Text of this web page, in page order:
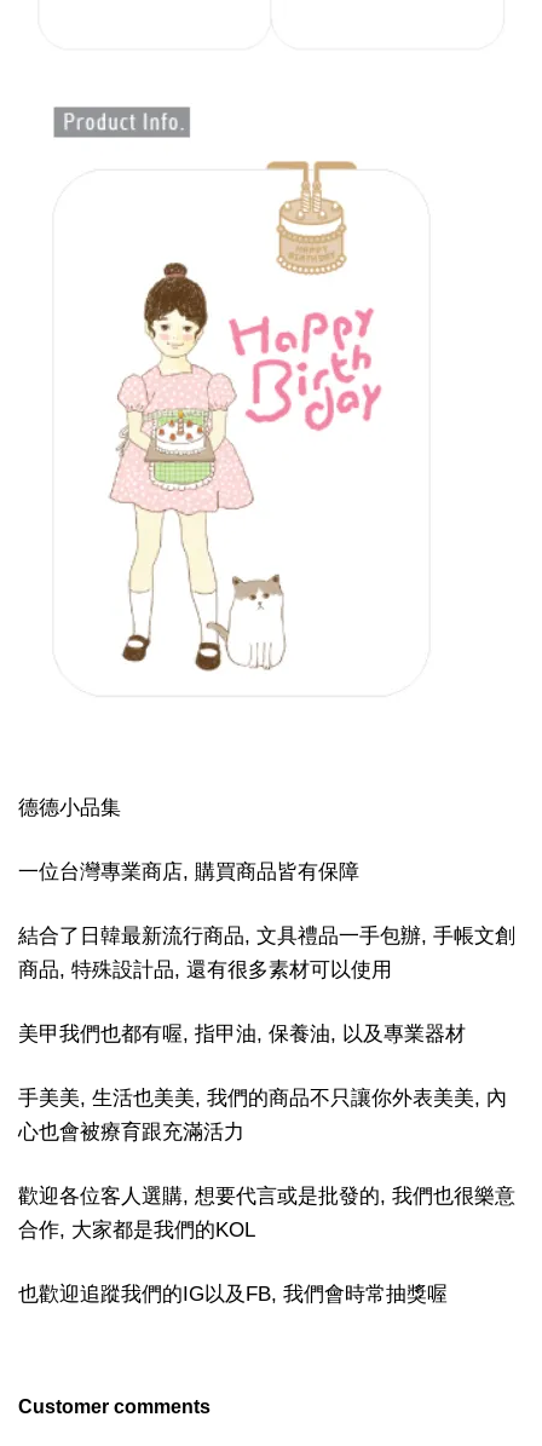
德德小品集
一位台灣專業商店, 購買商品皆有保障
結合了日韓最新流行商品, 文具禮品一手包辦, 手帳文創
商品, 特殊設計品, 還有很多素材可以使用
美甲我們也都有喔, 指甲油, 保養油, 以及專業器材
手美美, 生活也美美, 我們的商品不只讓你外表美美, 內
心也會被療育跟充滿活力
歡迎各位客人選購, 想要代言或是批發的, 我們也很樂意
合作, 大家都是我們的KOL
也歡迎追蹤我們的IG以及FB, 我們會時常抽獎喔
Customer comments